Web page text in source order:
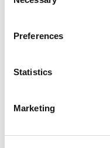
Preferences
Statistics
Marketing
bredde 48 mm
bredde 80 mm
Fejeliste